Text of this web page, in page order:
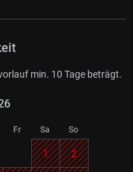
min. 10 Tage beträgt.
Fr Sa So
1 2